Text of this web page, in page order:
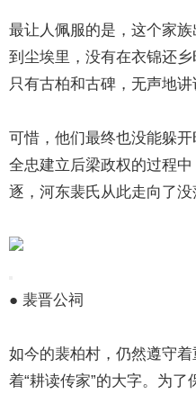
最让人佩服的是，这个家
到尘埃里，没有在衣锦还乡
只有古柏和古碑，无声地讲
可惜，他们最终也没能躲
全忠建立后梁政权的过程
逐，河东裴氏从此走向了没
● 裴晋公祠
如今的裴柏村，仍然遵守
着“耕读传家”的大字。为